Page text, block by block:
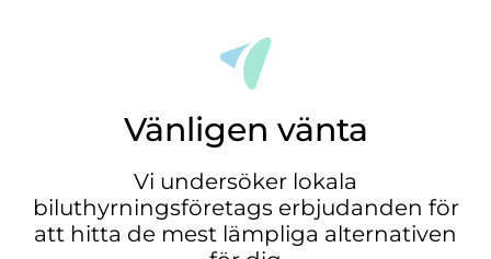
Vänligen vänta
Vi undersöker lokala
biluthyrningsföretags erbjudanden för
att hitta de mest lämpliga alternativen